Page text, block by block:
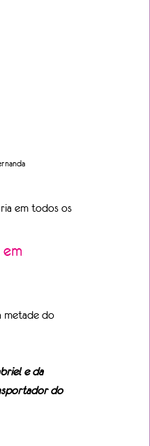
em todos os
metade do
e da
do